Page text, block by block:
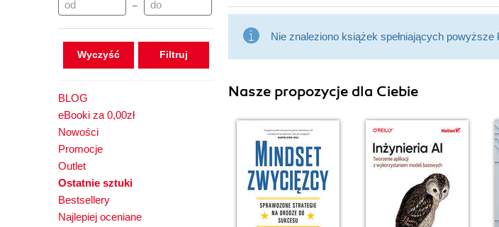
–
Wyczyść
BLOG
eBooki za 0,00zł
Nowości
Promocje
Outlet
Ostatnie sztuki
Bestsellery
Najlepiej oceniane
Nie znaleziono książek spełniających powyższe
Nasze propozycje dla Ciebie